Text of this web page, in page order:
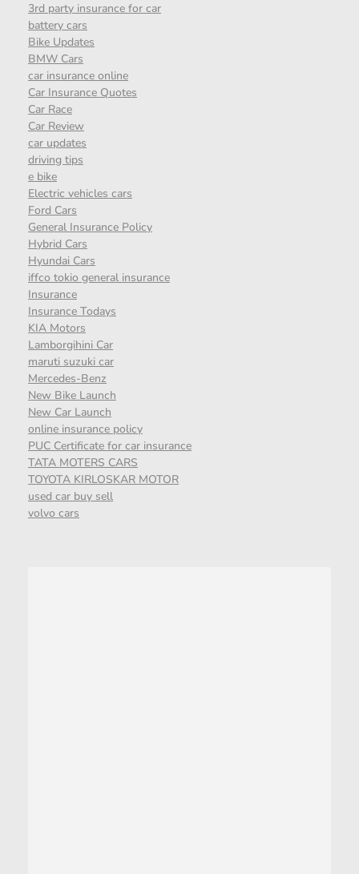
3rd party insurance for car
battery cars
Bike Updates
BMW Cars
car insurance online
Car Insurance Quotes
Car Race
Car Review
car updates
driving tips
e bike
Electric vehicles cars
Ford Cars
General Insurance Policy
Hybrid Cars
Hyundai Cars
iffco tokio general insurance
Insurance
Insurance Todays
KIA Motors
Lamborgihini Car
maruti suzuki car
Mercedes-Benz
New Bike Launch
New Car Launch
online insurance policy
PUC Certificate for car insurance
TATA MOTERS CARS
TOYOTA KIRLOSKAR MOTOR
used car buy sell
volvo cars